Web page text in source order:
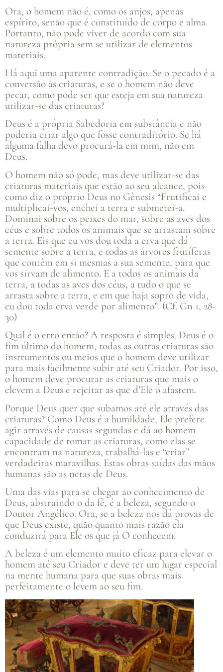
Ora, o homem não é, como os anjos, apenas
espírito, senão que é constituído de corpo e alma.
Portanto, não pode viver de acordo com sua
natureza própria sem se utilizar de elementos
materiais.
Há aqui uma aparente contradição. Se o pecado é a
conversão às criaturas, e se o homem não deve
pecar, como pode ser que esteja em sua natureza
utilizar-se das criaturas?
Deus é a própria Sabedoria em substância e não
poderia criar algo que fosse contraditório. Se há
alguma falha devo procurá-la em mim, não em
Deus.
O homem não só pode, mas deve utilizar-se das
criaturas materiais que estão ao seu alcance, pois
como diz o próprio Deus no Gênesis “Frutificai e
multiplicai-vos, enchei a terra e submetei-a.
Dominai sobre os peixes do mar, sobre as aves dos
céus e sobre todos os animais que se arrastam sobre
a terra. Eis que eu vos dou toda a erva que dá
semente sobre a terra, e todas as árvores frutíferas
que contêm em si mesmas a sua semente, para que
vos sirvam de alimento. E a todos os animais da
terra, a todas as aves dos céus, a tudo o que se
arrasta sobre a terra, e em que haja sopro de vida,
eu dou toda erva verde por alimento”. (Cf. Gn 1, 28-
30)
Qual é o erro então? A resposta é simples. Deus é o
fim último do homem, todas as outras criaturas são
instrumentos ou meios que o homem deve utilizar
para mais facilmente subir até seu Criador. Por isso,
o homem deve procurar as criaturas que mais o
elevem a Deus e rejeitar as que d’Ele o afastem.
Porque Deus quer que subamos até ele através das
criaturas? Como Deus é a humildade, Ele prefere
agir através de causas segundas e dá ao homem
capacidade de tomar as criaturas, como elas se
encontram na natureza, trabalhá-las e “criar”
verdadeiras maravilhas. Estas obras saídas das mãos
humanas são as netas de Deus.
Uma das vias para se chegar ao conhecimento de
Deus, abstraindo o da fé, é a beleza, segundo o
Doutor Angélico. Ora, se a beleza nos dá provas de
que Deus existe, quão quanto mais razão ela
conduzirá para Ele os que já O conhecem.
A beleza é um elemento muito eficaz para elevar o
homem até seu Criador e deve ter um lugar especial
na mente humana para que suas obras mais
perfeitamente o levem ao seu fim.